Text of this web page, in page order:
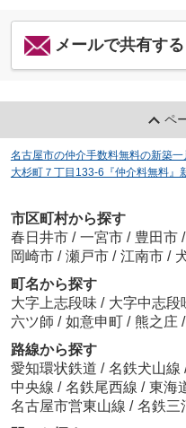
メールで共有する
ペ
名古屋市の仲介手数料無料の新築一
大杉町７丁目133-6『仲介料無料』
市区町村から探す
春日井市 / 一宮市 / 豊田市 /
岡崎市 / 瀬戸市 / 江南市 /
町名から探す
大字上志段味 / 大字中志段
六ツ師 / 如意申町 / 熊之庄 /
路線から探す
愛知環状鉄道 / 名鉄犬山線
中央線 / 名鉄尾西線 / 東海
名古屋市営東山線 / 名鉄三